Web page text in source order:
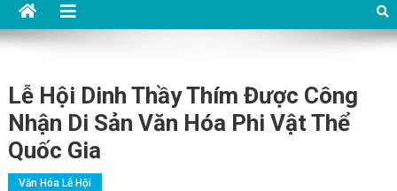
Lễ Hội Dinh Thầy Thím Được Công
Nhận Di Sản Văn Hóa Phi Vật Thể
Quốc Gia
Văn Hóa Lễ Hội